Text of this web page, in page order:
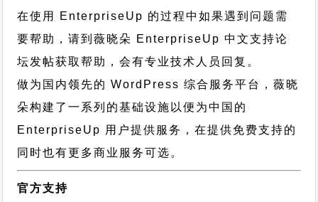
在使用 EnterpriseUp 的过程中如果遇到问题需
要帮助，请到薇晓朵 EnterpriseUp 中文支持论
坛发帖获取帮助，会有专业技术人员回复。
做为国内领先的 WordPress 综合服务平台，薇晓
朵构建了一系列的基础设施以便为中国的
EnterpriseUp 用户提供服务，在提供免费支持的
同时也有更多商业服务可选。
官方支持